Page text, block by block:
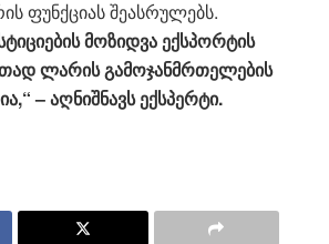
ფუნქციას შეასრულებს.
მოზიდვა ექსპორტის
ლარის გამოჯანმრთელების
– აღნიშნავს ექსპერტი.